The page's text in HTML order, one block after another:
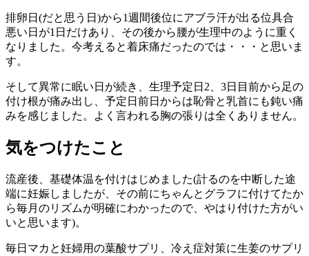
排卵日(だと思う日)から1週間後位にアブラ汗が出る位具合
悪い日が1日だけあり、その後から腰が生理中のように重く
なりました。今考えると着床痛だったのでは・・・と思いま
す。
そして異常に眠い日が続き、生理予定日2、3日目前から足の
付け根が痛み出し、予定日前日からは恥骨と乳首にも鈍い痛
みを感じました。よく言われる胸の張りは全くありません。
気をつけたこと
流産後、基礎体温を付けはじめました(計るのを中断した途
端に妊娠しましたが、その前にちゃんとグラフに付けてたか
ら毎月のリズムが明確にわかったので、やはり付けた方がい
いと思います)。
毎日マカと妊婦用の葉酸サプリ、冷え症対策に生姜のサプリ